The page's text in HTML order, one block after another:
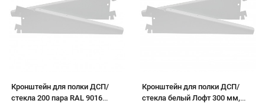
Кронштейн для полки ДСП/
стекла 200 пара RAL 9016
Кронштейн для полки ДСП/
стекла белый Лофт 300 мм,